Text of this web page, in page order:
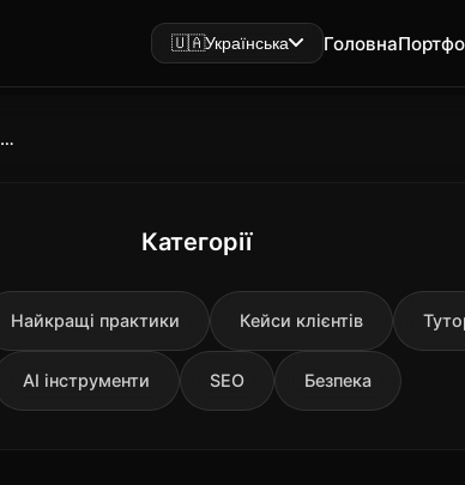
🇺🇦Українська Головна
RAG-архітектура Perplexity: як retrieval-augmented generation вирішує що показати
Категорії
Найкращі практики Кейси клієнтів
AI інструменти SEO Безпека